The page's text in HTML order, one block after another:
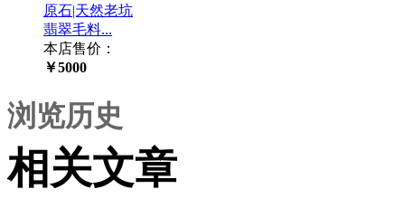
原石|天然老坑
翡翠毛料...
本店售价：
￥5000
浏览历史
相关文章